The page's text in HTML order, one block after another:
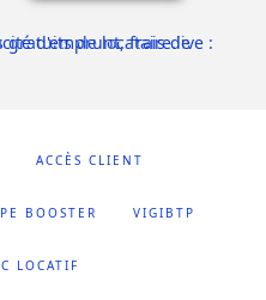
ACCÈS CLIENT
BOOSTER VIGIBTP
LOCATIF